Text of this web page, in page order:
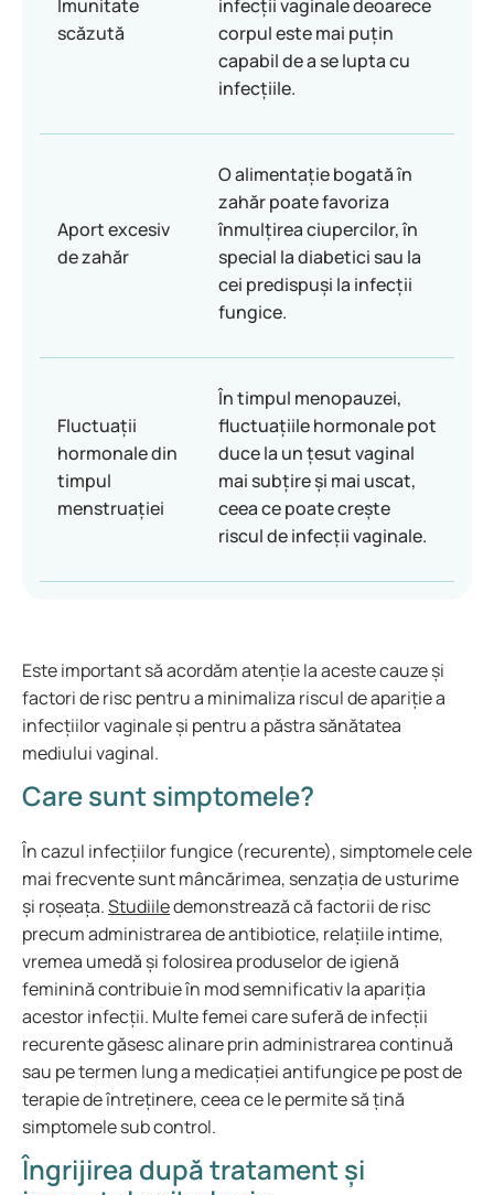
Imunitate
scăzută
infecții vaginale deoarece
corpul este mai puțin
capabil de a se lupta cu
infecțiile.
Aport excesiv
de zahăr
O alimentație bogată în
zahăr poate favoriza
înmulțirea ciupercilor, în
special la diabetici sau la
cei predispuși la infecții
fungice.
Fluctuații
hormonale din
timpul
menstruației
În timpul menopauzei,
fluctuațiile hormonale pot
duce la un țesut vaginal
mai subțire și mai uscat,
ceea ce poate crește
riscul de infecții vaginale.
Este important să acordăm atenție la aceste cauze și
factori de risc pentru a minimaliza riscul de apariție a
infecțiilor vaginale și pentru a păstra sănătatea
mediului vaginal.
Care sunt simptomele?
În cazul infecțiilor fungice (recurente), simptomele cele
mai frecvente sunt mâncărimea, senzația de usturime
și roșeața.Studiiledemonstrează că factorii de risc
precum administrarea de antibiotice, relațiile intime,
vremea umedă și folosirea produselor de igienă
feminină contribuie în mod semnificativ la apariția
acestor infecții. Multe femei care suferă de infecții
recurente găsesc alinare prin administrarea continuă
sau pe termen lung a medicației antifungice pe post de
terapie de întreținere, ceea ce le permite să țină
simptomele sub control.
Îngrijirea după tratament și